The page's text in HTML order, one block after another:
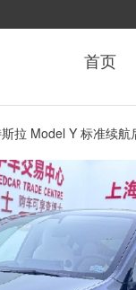
首页
拉 Model Y 标准续航